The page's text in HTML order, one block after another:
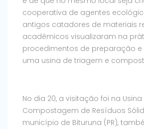
cooperativa de agentes
antigos catadores de materiais
acadêmicos visualizaram na
procedimentos de preparação
uma usina de triagem e
No dia 20, a visitação foi na
Compostagem de Resíduos
município de Bituruna (PR),